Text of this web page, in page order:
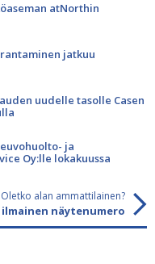
atNorthin
jatkuu
uudelle tasolle Casen
ja
Oy:lle lokakuussa
Oletko alan ammattilainen?
näytenumero